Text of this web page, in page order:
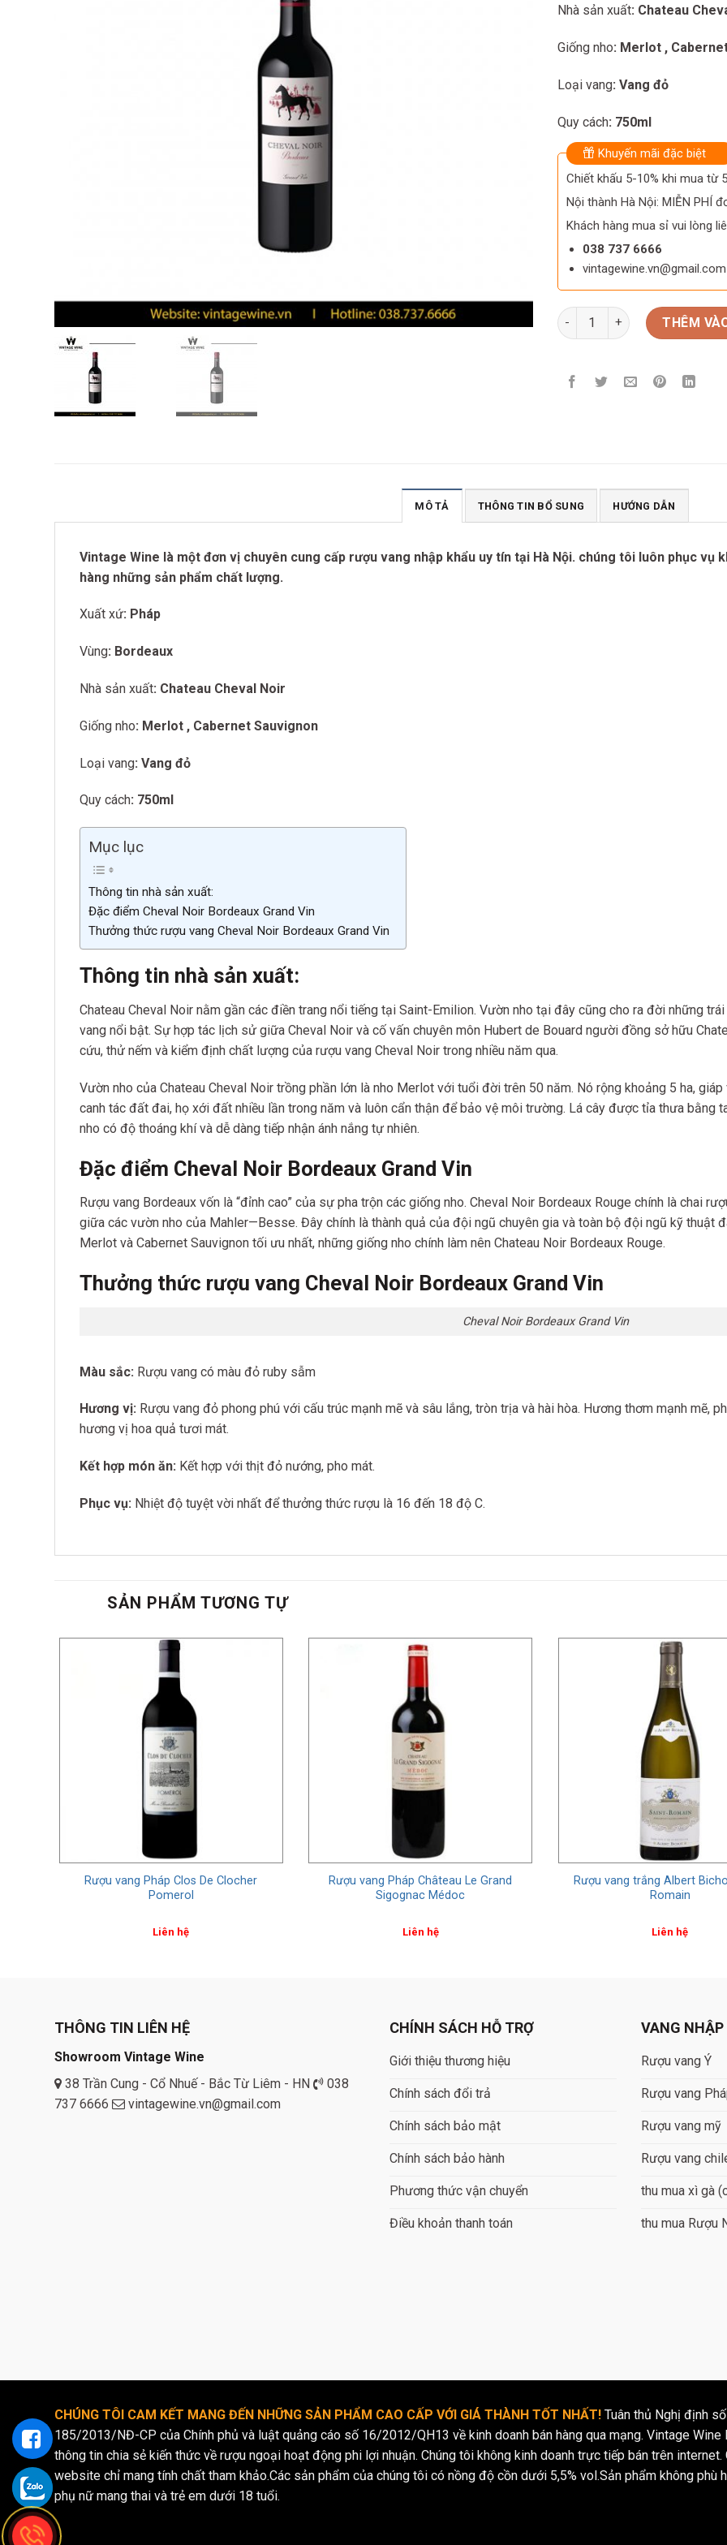
Nhà sản xuất: Chateau
Giống nho: Merlot ,
Loại vang: Vang đỏ
Quy cách: 750ml
Khuyến mãi đặc biệt
Chiết khấu 5-10% khi mua từ
Nội thành Hà Nội: MIỄN PHÍ
Khách hàng mua sỉ vui lòng
038 737 6666
vintagewine.vn@gmail.com
Rượu vang Cheval Noir
THÊM
MÔ TẢ THÔNG TIN BỔ SUNG HƯỚNG DẪN
Vintage Wine là một đơn vị chuyên cung cấp rượu vang nhập khẩu uy tín tại Hà Nội. chúng tôi luôn phục vụ
hàng những sản phẩm chất lượng.
Xuất xứ: Pháp
Vùng: Bordeaux
Nhà sản xuất: Chateau Cheval Noir
Giống nho: Merlot , Cabernet Sauvignon
Loại vang: Vang đỏ
Quy cách: 750ml
Mục lục
Thông tin nhà sản xuất:
Đặc điểm Cheval Noir Bordeaux Grand Vin
Thưởng thức rượu vang Cheval Noir Bordeaux Grand Vin
Thông tin nhà sản xuất:
Chateau Cheval Noir nằm gần các điền trang nổi tiếng tại Saint-Emilion. Vườn nho tại đây cũng cho ra đời những
vang nổi bật. Sự hợp tác lịch sử giữa Cheval Noir và cố vấn chuyên môn Hubert de Bouard người đồng sở hữu
cứu, thử nếm và kiểm định chất lượng của rượu vang Cheval Noir trong nhiều năm qua.
Vườn nho của Chateau Cheval Noir trồng phần lớn là nho Merlot với tuổi đời trên 50 năm. Nó rộng khoảng 5 ha,
canh tác đất đai, họ xới đất nhiều lần trong năm và luôn cẩn thận để bảo vệ môi trường. Lá cây được tỉa thưa bằng
nho có độ thoáng khí và dễ dàng tiếp nhận ánh nắng tự nhiên.
Đặc điểm Cheval Noir Bordeaux Grand Vin
Rượu vang Bordeaux vốn là “đỉnh cao” của sự pha trộn các giống nho. Cheval Noir Bordeaux Rouge chính là chai
giữa các vườn nho của Mahler—Besse. Đây chính là thành quả của đội ngũ chuyên gia và toàn bộ đội ngũ kỹ thuật
Merlot và Cabernet Sauvignon tối ưu nhất, những giống nho chính làm nên Chateau Noir Bordeaux Rouge.
Thưởng thức rượu vang Cheval Noir Bordeaux Grand Vin
Cheval Noir Bordeaux Grand Vin
Màu sắc: Rượu vang có màu đỏ ruby sẫm
Hương vị: Rượu vang đỏ phong phú với cấu trúc mạnh mẽ và sâu lắng, tròn trịa và hài hòa. Hương thơm mạnh mẽ,
hương vị hoa quả tươi mát.
Kết hợp món ăn: Kết hợp với thịt đỏ nướng, pho mát.
Phục vụ: Nhiệt độ tuyệt vời nhất để thưởng thức rượu là 16 đến 18 độ C.
SẢN PHẨM TƯƠNG TỰ
Rượu vang Pháp Clos De Clocher
Pomerol
Liên hệ
Rượu vang Pháp Château Le Grand
Sigognac Médoc
Liên hệ
Rượu vang trắng Albert
Romain
Liên hệ
THÔNG TIN LIÊN HỆ
Showroom Vintage Wine
38 Trần Cung - Cổ Nhuế - Bắc Từ Liêm - HN
038
737 6666
vintagewine.vn@gmail.com
CHÍNH SÁCH HỖ TRỢ
Giới thiệu thương hiệu
Chính sách đổi trả
Chính sách bảo mật
Chính sách bảo hành
Phương thức vận chuyển
Điều khoản thanh toán
VANG
Rượu vang Ý
Rượu vang
Rượu vang mỹ
Rượu vang
thu mua xì gà
thu mua Rượu
CHÚNG TÔI CAM KẾT MANG ĐẾN NHỮNG SẢN PHẨM CAO CẤP VỚI GIÁ THÀNH TỐT NHẤT! Tuân thủ Nghị định số
185/2013/NĐ-CP của Chính phủ và luật quảng cáo số 16/2012/QH13 về kinh doanh bán hàng qua mạng. Vintage Wine
thông tin chia sẻ kiến thức về rượu ngoại hoạt động phi lợi nhuận. Chúng tôi không kinh doanh trực tiếp bán trên internet.
website chỉ mang tính chất tham khảo.Các sản phẩm của chúng tôi có nồng độ cồn dưới 5,5% vol.Sản phẩm không phù
phụ nữ mang thai và trẻ em dưới 18 tuổi.